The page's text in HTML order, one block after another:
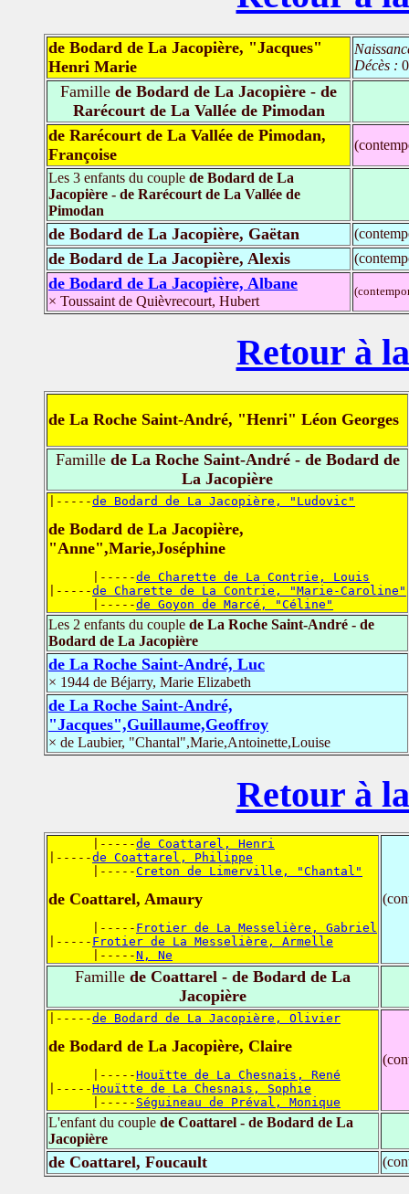
de Bodard de La Jacopière, "Jacques"
Henri Marie
Décès :
Famille de Bodard de La Jacopière - de
Rarécourt de La Vallée de Pimodan
de Rarécourt de La Vallée de Pimodan,
Françoise
Les 3 enfants du couple de Bodard de La
Jacopière - de Rarécourt de La Vallée de
Pimodan
de Bodard de La Jacopière, Gaëtan
de Bodard de La Jacopière, Alexis
de Bodard de La Jacopière, Albane
× Toussaint de Quièvrecourt, Hubert
Retour à
de La Roche Saint-André, "Henri" Léon Georges
Famillede La Roche Saint-André - de Bodard de
La Jacopière
|-----de Bodard de La Jacopière, "Ludovic"
de Bodard de La Jacopière,
"Anne",Marie,Joséphine
      |-----
de Charette de La Contrie, Louis
|-----de Charette de La Contrie, "Marie-Caroline"
      |-----
de Goyon de Marcé, "Céline"
Les 2 enfants du couple de La Roche Saint-André - de
Bodard de La Jacopière
de La Roche Saint-André, Luc
× 1944 de Béjarry, Marie Elizabeth
de La Roche Saint-André,
"Jacques",Guillaume,Geoffroy
× de Laubier, "Chantal",Marie,Antoinette,Louise
Retour à
      |-----
de Coattarel, Henri
|-----de Coattarel, Philippe
      |-----
Creton de Limerville, "Chantal"
de Coattarel, Amaury
      |-----
Frotier de La Messelière, Gabriel
|----- Frotier de La Messelière, Armelle
      |-----
N, Ne
Famille de Coattarel - de Bodard de La
Jacopière
|-----de Bodard de La Jacopière, Olivier
de Bodard de La Jacopière, Claire
      |-----
Houïtte de La Chesnais, René
|-----Houïtte de La Chesnais, Sophie
      |-----
Séguineau de Préval, Monique
L'enfant du couple de Coattarel - de Bodard de La
Jacopière
de Coattarel, Foucault